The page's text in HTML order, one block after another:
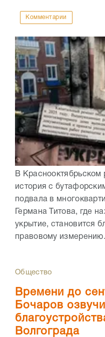
Комментарии
В Краснооктябрьском
история с
подвала в
Германа Титова, где
укрытие, становится
правовому
Общество
Времени до
Бочаров
Волгограда